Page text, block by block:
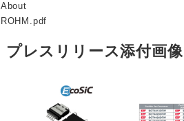
About
ROHM.pdf
プレスリリース添付画像